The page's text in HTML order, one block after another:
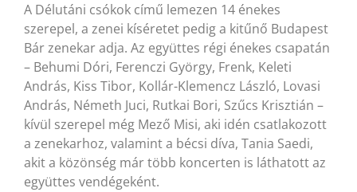
A Délutáni csókok című lemezen 14 énekes
szerepel, a zenei kíséretet pedig a kitűnő Budapest
Bár zenekar adja. Az együttes régi énekes csapatán
– Behumi Dóri, Ferenczi György, Frenk, Keleti
András, Kiss Tibor, Kollár-Klemencz László, Lovasi
András, Németh Juci, Rutkai Bori, Szűcs Krisztián –
kívül szerepel még Mező Misi, aki idén csatlakozott
a zenekarhoz, valamint a bécsi díva, Tania Saedi,
akit a közönség már több koncerten is láthatott az
együttes vendégeként.